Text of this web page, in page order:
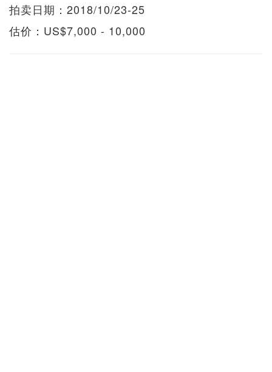
拍卖日期：2018/10/23-25
估价：US$7,000 - 10,000